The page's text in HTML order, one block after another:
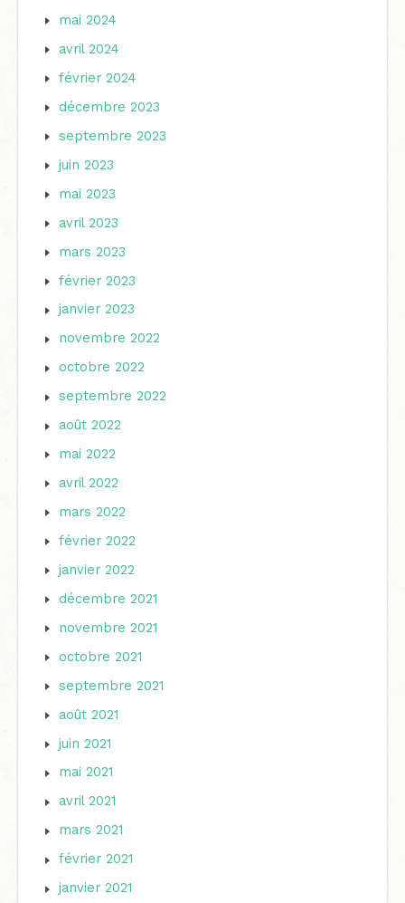
mai 2024
avril 2024
février 2024
décembre 2023
septembre 2023
juin 2023
mai 2023
avril 2023
mars 2023
février 2023
janvier 2023
novembre 2022
octobre 2022
septembre 2022
août 2022
mai 2022
avril 2022
mars 2022
février 2022
janvier 2022
décembre 2021
novembre 2021
octobre 2021
septembre 2021
août 2021
juin 2021
mai 2021
avril 2021
mars 2021
février 2021
janvier 2021